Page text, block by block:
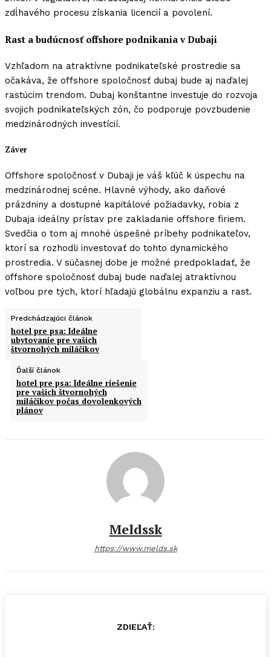
zdĺhavého procesu získania licencií a povolení.
Rast a budúcnosť offshore podnikania v Dubaji
Vzhľadom na atraktívne podnikateľské prostredie sa
očakáva, že offshore spoločnosť dubaj bude aj naďalej
rastúcim trendom. Dubaj konštantne investuje do rozvoja
svojich podnikateľských zón, čo podporuje povzbudenie
medzinárodných investícií.
Záver
Offshore spoločnosť v Dubaji je váš kľúč k úspechu na
medzinárodnej scéne. Hlavné výhody, ako daňové
prázdniny a dostupné kapitálové požiadavky, robia z
Dubaja ideálny prístav pre zakladanie offshore firiem.
Svedčia o tom aj mnohé úspešné príbehy podnikateľov,
ktorí sa rozhodli investovať do tohto dynamického
prostredia. V súčasnej dobe je možné predpokladať, že
offshore spoločnosť dubaj bude naďalej atraktívnou
voľbou pre tých, ktorí hľadajú globálnu expanziu a rast.
Predchádzajúci článok
hotel pre psa: Ideálne
ubytovanie pre vašich
štvornohých miláčikov
Ďalší článok
hotel pre psa: Ideálne riešenie
pre vašich štvornohých
miláčikov počas dovolenkových
plánov
Meldssk
https://www.melds.sk
ZDIEĽAŤ: